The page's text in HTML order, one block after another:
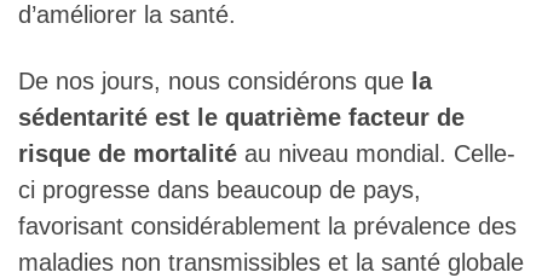
d’améliorer la santé.
De nos jours, nous considérons que la
sédentarité est le quatrième facteur de
risque de mortalité au niveau mondial. Celle-
ci progresse dans beaucoup de pays,
favorisant considérablement la prévalence des
maladies non transmissibles et la santé globale